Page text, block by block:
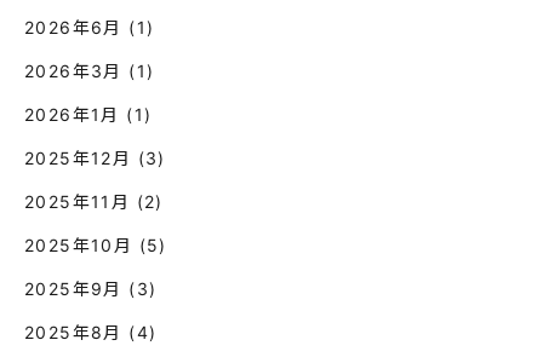
2026年6月 (1)
2026年3月 (1)
2026年1月 (1)
2025年12月 (3)
2025年11月 (2)
2025年10月 (5)
2025年9月 (3)
2025年8月 (4)